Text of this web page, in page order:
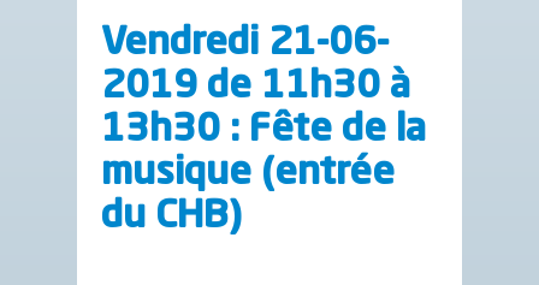
Vendredi 21-06-
2019 de 11h30 à
13h30 : Fête de la
musique (entrée
du CHB)